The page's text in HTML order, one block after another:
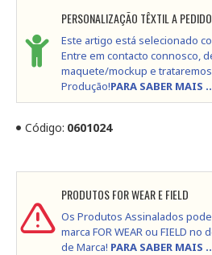
PERSONALIZAÇÃO TÊXTIL A PEDIDO
Este artigo está selecionado
Entre em contacto connosco,
maquete/mockup e
Produção!PARA SABER MAIS
Código: 0601024
PRODUTOS FOR WEAR E FIELD
Os Produtos Assinalados
marca FOR WEAR ou FIELD
de Marca! PARA SABER MAIS